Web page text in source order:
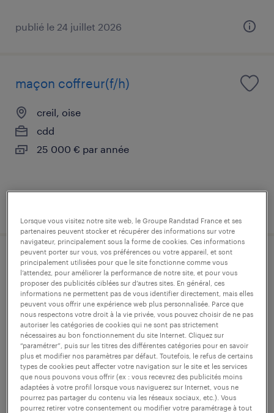
publié le 24 juillet 2026
maçon coffreur(f/h)
creil, oise
cdd
25 000 € par année
conducteur de travaux (f/h)
creil, oise
cdd
25 000 € par année
publié le 17 juillet 2026
Lorsque vous visitez notre site web, le Groupe Randstad France et ses
partenaires peuvent stocker et récupérer des informations sur votre
navigateur, principalement sous la forme de cookies. Ces informations
peuvent porter sur vous, vos préférences ou votre appareil, et sont
principalement utilisées pour que le site fonctionne comme vous
l’attendez, pour améliorer la performance de notre site, et pour vous
proposer des publicités ciblées sur d’autres sites. En général, ces
informations ne permettent pas de vous identifier directement, mais elles
peuvent vous offrir une expérience web plus personnalisée. Parce que
nous respectons votre droit à la vie privée, vous pouvez choisir de ne pas
autoriser les catégories de cookies qui ne sont pas strictement
nécessaires au bon fonctionnement du site Internet. Cliquez sur
“paramétrer”, puis sur les titres des différentes catégories pour en savoir
plus et modifier nos paramètres par défaut. Toutefois, le refus de certains
types de cookies peut affecter votre navigation sur le site et les services
que nous pouvons vous offrir (ex : vous recevrez des publicités moins
adaptées à votre profil lorsque vous naviguerez sur Internet, vous ne
pourrez pas partager du contenu via les réseaux sociaux, etc.). Vous
pourrez retirer votre consentement ou modifier votre paramétrage à tout